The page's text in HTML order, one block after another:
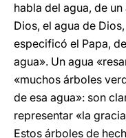
habla del agua, de
Dios, el agua de
especificó el Papa,
agua». Un agua
«muchos árboles
de esa agua»: son
representar «la
Estos árboles de